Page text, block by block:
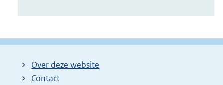
Over deze website
Contact